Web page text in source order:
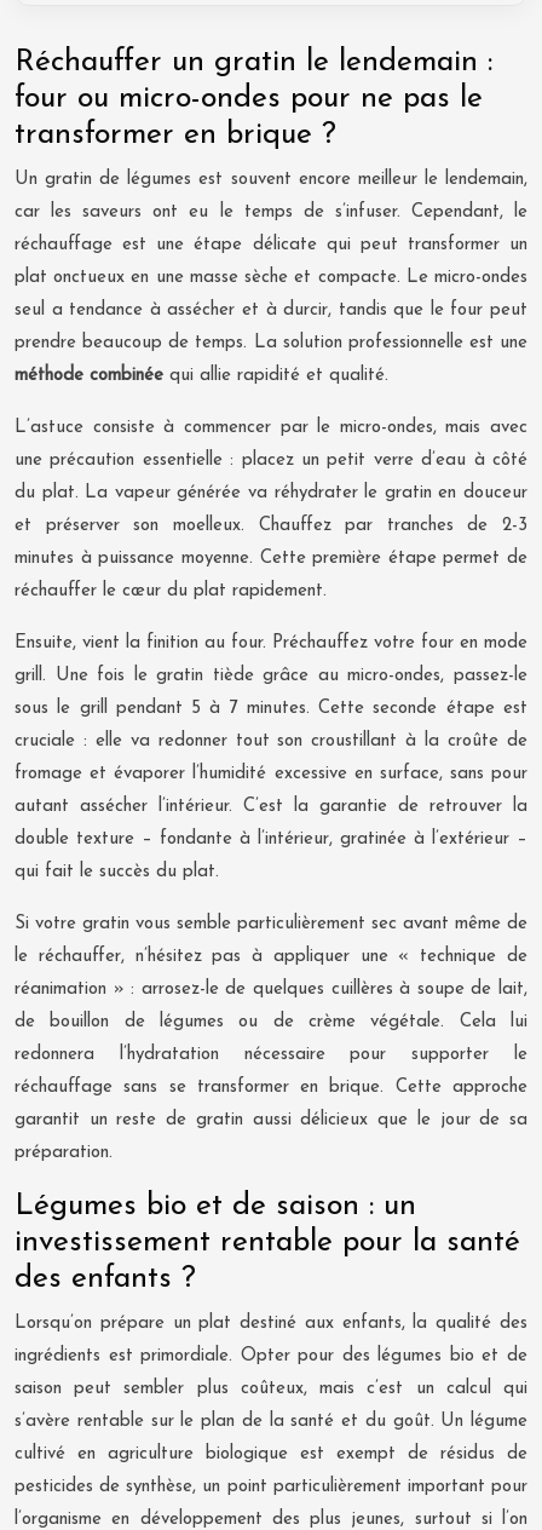
Réchauffer un gratin le lendemain :
four ou micro-ondes pour ne pas le
transformer en brique ?
Un gratin de légumes est souvent encore meilleur le lendemain,
car les saveurs ont eu le temps de s’infuser. Cependant, le
réchauffage est une étape délicate qui peut transformer un
plat onctueux en une masse sèche et compacte. Le micro-ondes
seul a tendance à assécher et à durcir, tandis que le four peut
prendre beaucoup de temps. La solution professionnelle est une
méthode combinée qui allie rapidité et qualité.
L’astuce consiste à commencer par le micro-ondes, mais avec
une précaution essentielle : placez un petit verre d’eau à côté
du plat. La vapeur générée va réhydrater le gratin en douceur
et préserver son moelleux. Chauffez par tranches de 2-3
minutes à puissance moyenne. Cette première étape permet de
réchauffer le cœur du plat rapidement.
Ensuite, vient la finition au four. Préchauffez votre four en mode
grill. Une fois le gratin tiède grâce au micro-ondes, passez-le
sous le grill pendant 5 à 7 minutes. Cette seconde étape est
cruciale : elle va redonner tout son croustillant à la croûte de
fromage et évaporer l’humidité excessive en surface, sans pour
autant assécher l’intérieur. C’est la garantie de retrouver la
double texture – fondante à l’intérieur, gratinée à l’extérieur –
qui fait le succès du plat.
Si votre gratin vous semble particulièrement sec avant même de
le réchauffer, n’hésitez pas à appliquer une « technique de
réanimation » : arrosez-le de quelques cuillères à soupe de lait,
de bouillon de légumes ou de crème végétale. Cela lui
redonnera l’hydratation nécessaire pour supporter le
réchauffage sans se transformer en brique. Cette approche
garantit un reste de gratin aussi délicieux que le jour de sa
préparation.
Légumes bio et de saison : un
investissement rentable pour la santé
des enfants ?
Lorsqu’on prépare un plat destiné aux enfants, la qualité des
ingrédients est primordiale. Opter pour des légumes bio et de
saison peut sembler plus coûteux, mais c’est un calcul qui
s’avère rentable sur le plan de la santé et du goût. Un légume
cultivé en agriculture biologique est exempt de résidus de
pesticides de synthèse, un point particulièrement important pour
l’organisme en développement des plus jeunes, surtout si l’on